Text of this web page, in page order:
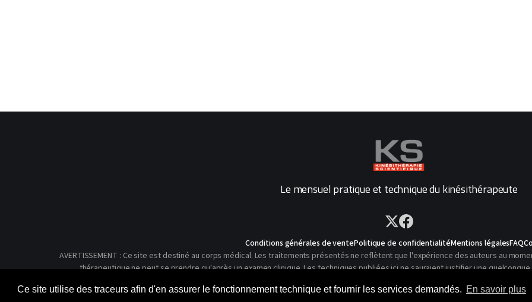
Ce site utilise des traceurs afin d'en assurer le fonctionnement technique et fournir les services demandés. En savoir plus
Le mensuel pratique et technique du kinésithérapeute
Conditions générales de ventePolitique de confidentialitéMentions légalesFAQ
AVERTISSEMENT : Ce site est destiné au corps médical. Les traitements présentés ne reflètent que l'expérience des auteurs au
thérapeutique ne peut se prendre qu'après un examen clinique. Les techniques publiées ici ne sauraient justifier une